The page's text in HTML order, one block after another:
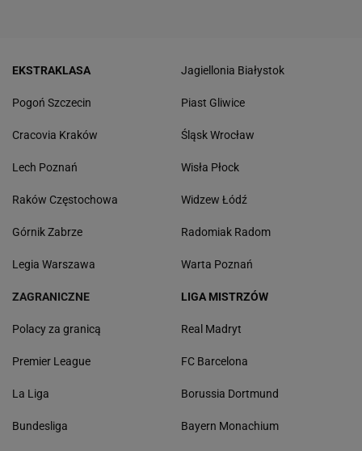
EKSTRAKLASA
Pogoń Szczecin
Cracovia Kraków
Lech Poznań
Raków Częstochowa
Górnik Zabrze
Legia Warszawa
Jagiellonia Białystok
Piast Gliwice
Śląsk Wrocław
Wisła Płock
Widzew Łódź
Radomiak Radom
Warta Poznań
ZAGRANICZNE
Polacy za granicą
Premier League
La Liga
Bundesliga
LIGA MISTRZÓW
Real Madryt
FC Barcelona
Borussia Dortmund
Bayern Monachium